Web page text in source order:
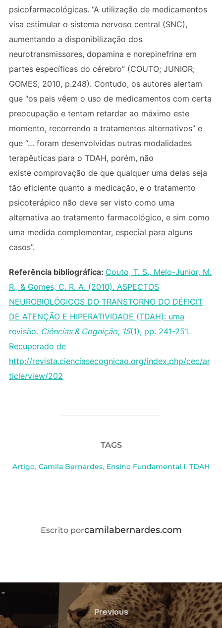
psicofarmacológicas. “A utilização de medicamentos
visa estimular o sistema nervoso central (SNC),
aumentando a disponibilização dos
neurotransmissores, dopamina e norepinefrina em
partes específicas do cérebro” (COUTO; JUNIOR;
GOMES; 2010, p.248). Contudo, os autores alertam
que “os pais vêem o uso de medicamentos com certa
preocupação e tentam retardar ao máximo este
momento, recorrendo a tratamentos alternativos” e
que “… foram desenvolvidas outras modalidades
terapêuticas para o TDAH, porém, não
existe comprovação de que qualquer uma delas seja
tão eficiente quanto a medicação, e o tratamento
psicoterápico não deve ser visto como uma
alternativa ao tratamento farmacológico, e sim como
uma medida complementar, especial para alguns
casos”.
Referência bibliográfica: Couto, T. S., Melo-Junior, M.
R., & Gomes, C. R. A. (2010). ASPECTOS
NEUROBIOLÓGICOS DO TRANSTORNO DO DÉFICIT
DE ATENÇÃO E HIPERATIVIDADE (TDAH): uma
revisão. Ciências & Cognição, 15(1), pp. 241-251.
Recuperado de
http://revista.cienciasecognicao.org/index.php/cec/ar
ticle/view/202
TAGS
Artigo, Camila Bernardes, Ensino Fundamental I, TDAH
AUTOR DO POST
Escrito porcamilabernardes.com
Navegação
de
Previous
Previous